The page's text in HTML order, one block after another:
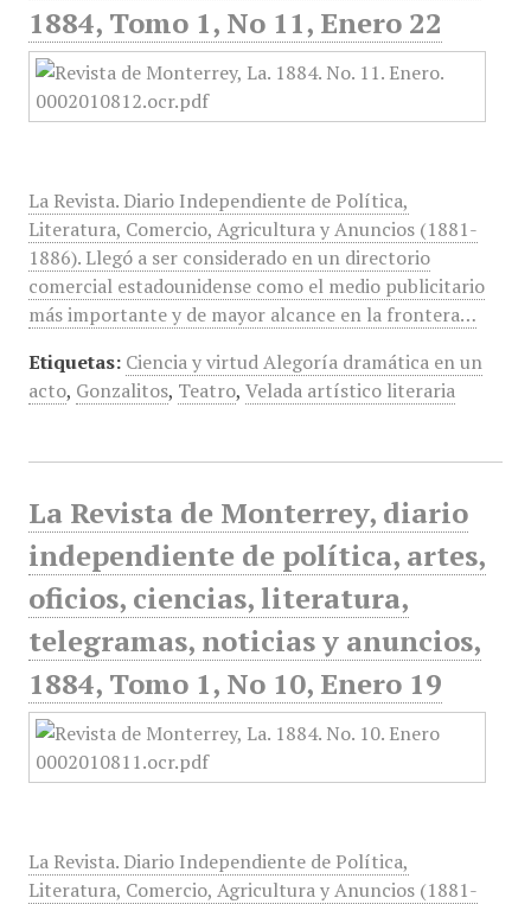
1884, Tomo 1, No 11, Enero 22
La Revista. Diario Independiente de Política,
Literatura, Comercio, Agricultura y Anuncios (1881-
1886). Llegó a ser considerado en un directorio
comercial estadounidense como el medio publicitario
más importante y de mayor alcance en la frontera…
Etiquetas: Ciencia y virtud Alegoría dramática en un
acto, Gonzalitos, Teatro, Velada artístico literaria
La Revista de Monterrey, diario
independiente de política, artes,
oficios, ciencias, literatura,
telegramas, noticias y anuncios,
1884, Tomo 1, No 10, Enero 19
La Revista. Diario Independiente de Política,
Literatura, Comercio, Agricultura y Anuncios (1881-